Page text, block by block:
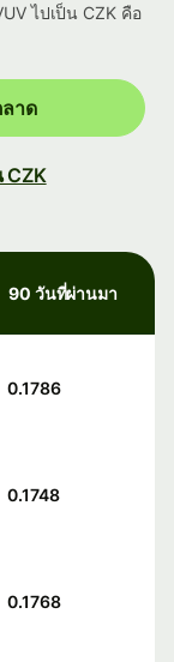
ไปเป็น CZK คือ
าด
CZK
90 วันที่ผ่านมา
0.1786
0.1748
0.1768